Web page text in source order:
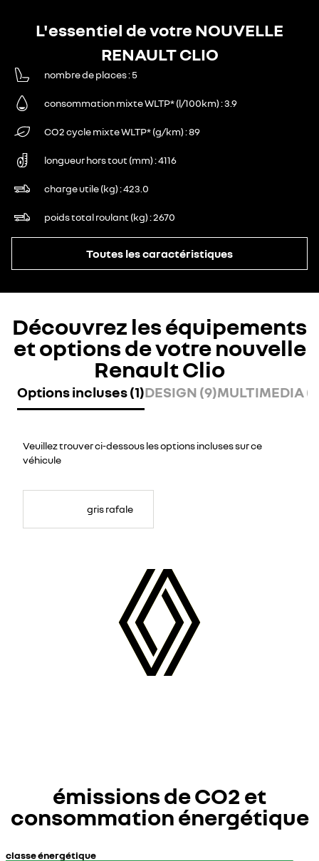
L'essentiel de votre NOUVELLE
RENAULT CLIO
nombre de places 5
consommation mixte WLTP* (l/100km) 3.9
CO2 cycle mixte WLTP* (g/km) 89
longueur hors tout (mm) 4116
charge utile (kg) 423.0
poids total roulant (kg) 2670
Toutes les caractéristiques
Découvrez les équipements
et options de votre nouvelle
Renault Clio
Options incluses (1)DESIGN (9)MULTIMEDIA
Veuillez trouver ci-dessous les options incluses sur ce
véhicule
gris rafale
émissions de CO2 et
consommation énergétique
classe énergétique